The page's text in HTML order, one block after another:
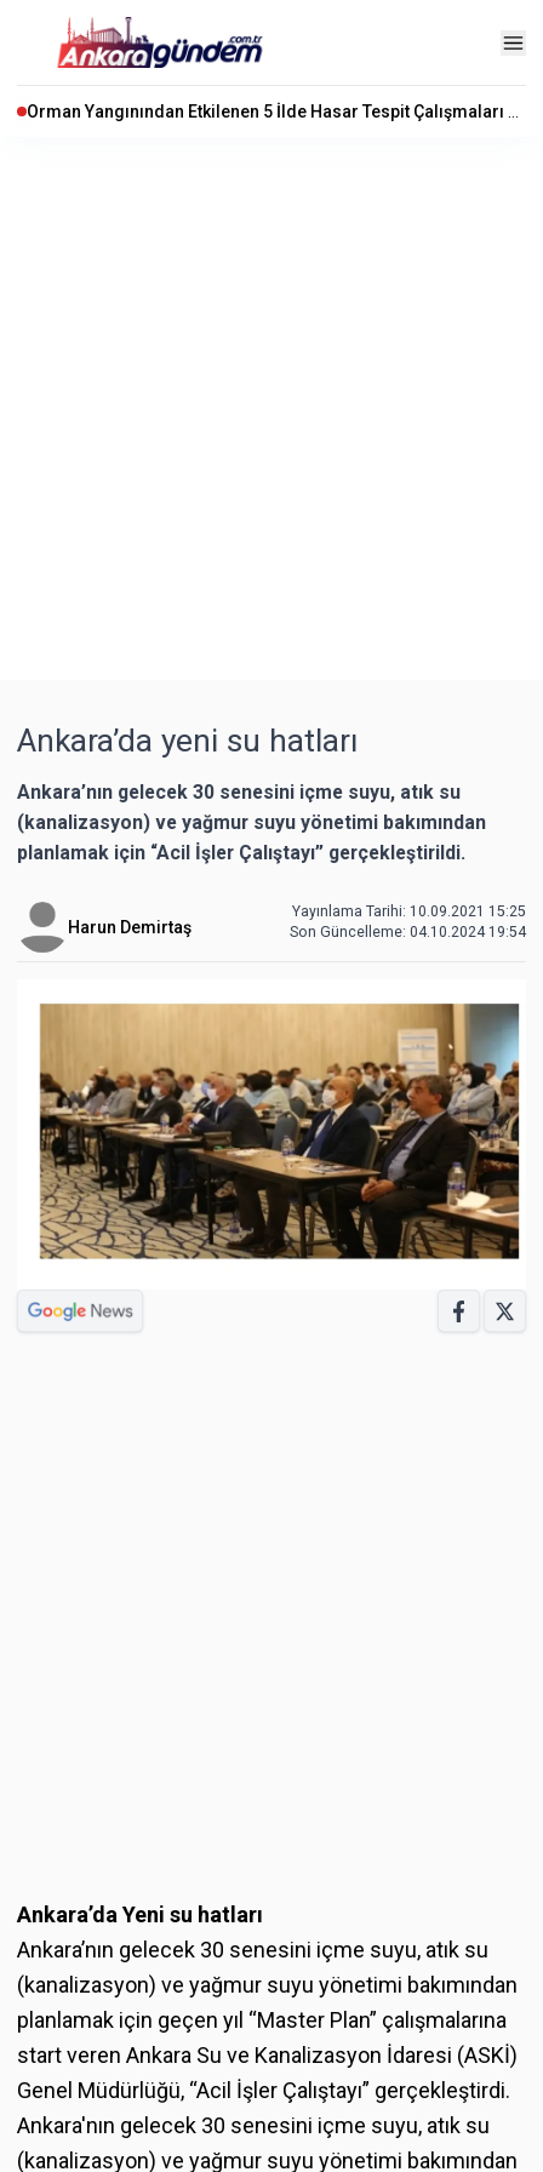
Ankara’da yeni su hatları
Ankara’nın gelecek 30 senesini içme suyu, atık su
(kanalizasyon) ve yağmur suyu yönetimi bakımından
planlamak için “Acil İşler Çalıştayı” gerçekleştirildi.
Harun Demirtaş
Yayınlama Tarihi: 10.09.2021 15:25
Son Güncelleme: 04.10.2024 19:54
Ankara’da Yeni su hatları
Ankara’nın gelecek 30 senesini içme suyu, atık su
(kanalizasyon) ve yağmur suyu yönetimi bakımından
planlamak için geçen yıl “Master Plan” çalışmalarına
start veren Ankara Su ve Kanalizasyon İdaresi (ASKİ)
Genel Müdürlüğü, “Acil İşler Çalıştayı” gerçekleştirdi.
Ankara'nın gelecek 30 senesini içme suyu, atık su
(kanalizasyon) ve yağmur suyu yönetimi bakımından